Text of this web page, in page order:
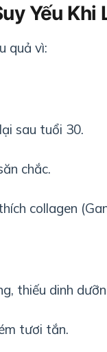
Yếu Khi
quả vì:
sau tuổi 30.
chắc.
collagen
thiếu dinh
tươi tắn.